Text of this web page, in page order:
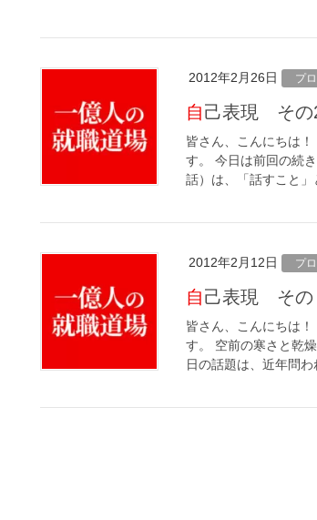
2012年2月26日 プ
自己表現 その
皆さん、こんにちは
す。 今日は前回の続
話）は、「話すこと
2012年2月12日 プ
自己表現 その
皆さん、こんにちは
す。 空前の寒さと乾
日の話題は、近年問